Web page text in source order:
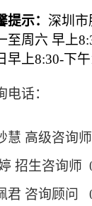
提示： 深圳
至周六 早上
早上8:30-下
电话：
慧 高级咨询
招生咨询师
君 咨询顾问